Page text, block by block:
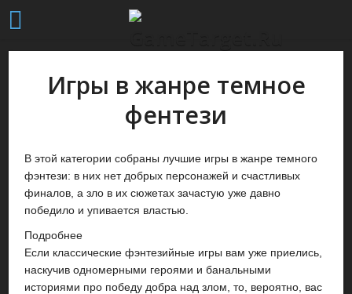
Игры в жанре темное
фентези
В этой категории собраны лучшие игры в жанре темного
фэнтези: в них нет добрых персонажей и счастливых
финалов, а зло в их сюжетах зачастую уже давно
победило и упивается властью.
Подробнее
Если классические фэнтезийные игры вам уже приелись,
наскучив одномерными героями и банальными
историями про победу добра над злом, то, вероятно, вас